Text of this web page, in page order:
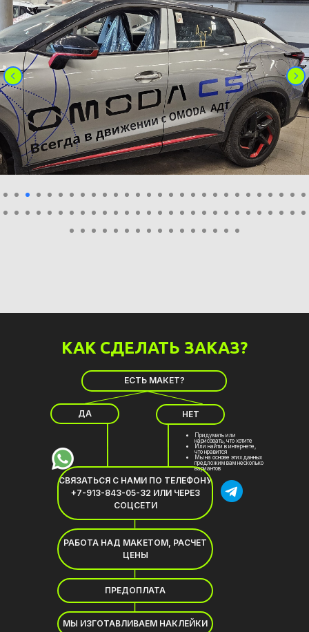
КАК СДЕЛАТЬ ЗАКАЗ?
Придумать или
нарисовать, что хотите
Или найти в интернете,
что нравится
Мы на основе этих данных
предложим вам несколько
вариантов
ЕСТЬ МАКЕТ?
ДА НЕТ
СВЯЗАТЬСЯ С НАМИ ПО ТЕЛЕФОНУ
+7-913-843-05-32 ИЛИ ЧЕРЕЗ
СОЦСЕТИ
РАБОТА НАД МАКЕТОМ, РАСЧЕТ
ЦЕНЫ
ПРЕДОПЛАТА
МЫ ИЗГОТАВЛИВАЕМ НАКЛЕЙКИ